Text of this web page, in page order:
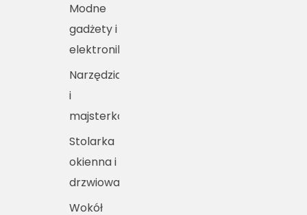
Modne
gadżety i
elektronika
Narzędzia
i
majsterkowanie
Stolarka
okienna i
drzwiowa
Wokół